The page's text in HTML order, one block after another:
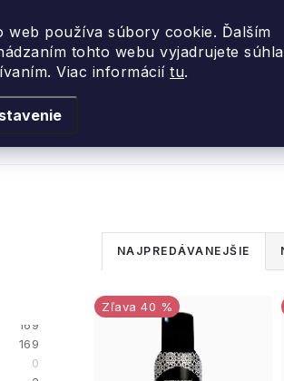
web používa súbory cookie. Ďalším
tohto webu vyjadrujete
Viac informácií tu.
169
169
0
R
a
d
NAJPREDÁVANEJŠIE
V
40 %